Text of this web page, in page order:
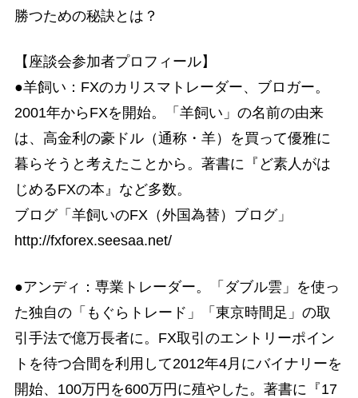
勝つための秘訣とは？
【座談会参加者プロフィール】
●羊飼い：FXのカリスマトレーダー、ブロガー。
2001年からFXを開始。「羊飼い」の名前の由来
は、高金利の豪ドル（通称・羊）を買って優雅に
暮らそうと考えたことから。著書に『ど素人がは
じめるFXの本』など多数。
ブログ「羊飼いのFX（外国為替）ブログ」
http://fxforex.seesaa.net/
●アンディ：専業トレーダー。「ダブル雲」を使っ
た独自の「もぐらトレード」「東京時間足」の取
引手法で億万長者に。FX取引のエントリーポイン
トを待つ合間を利用して2012年4月にバイナリーを
開始、100万円を600万円に殖やした。著書に『17